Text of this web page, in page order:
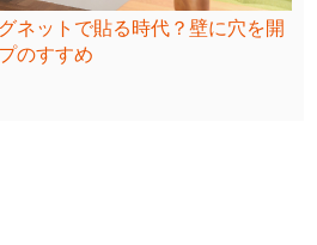
ネットで貼る時代？壁に穴を開
のすすめ